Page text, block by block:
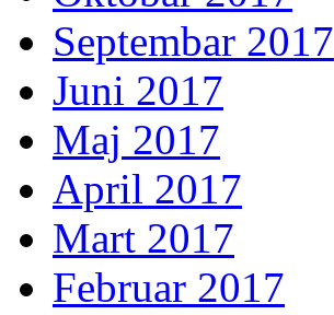
Septembar 2017
Juni 2017
Maj 2017
April 2017
Mart 2017
Februar 2017